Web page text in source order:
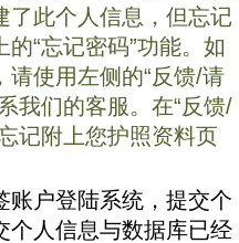
了此个人信息，但忘记
“忘记密码”功能。如
使用左侧的“反馈/请
我们的客服。在“反馈/
记附上您护照资料页
账户登陆系统，提交个
个人信息与数据库已经